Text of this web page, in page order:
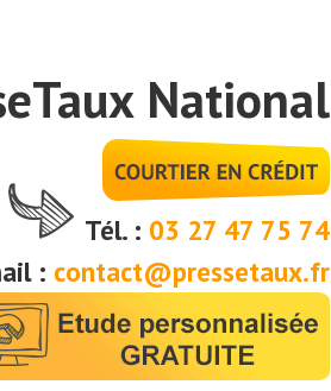
National
Tél. : 03 27 47 75 74
: contact@pressetaux.fr